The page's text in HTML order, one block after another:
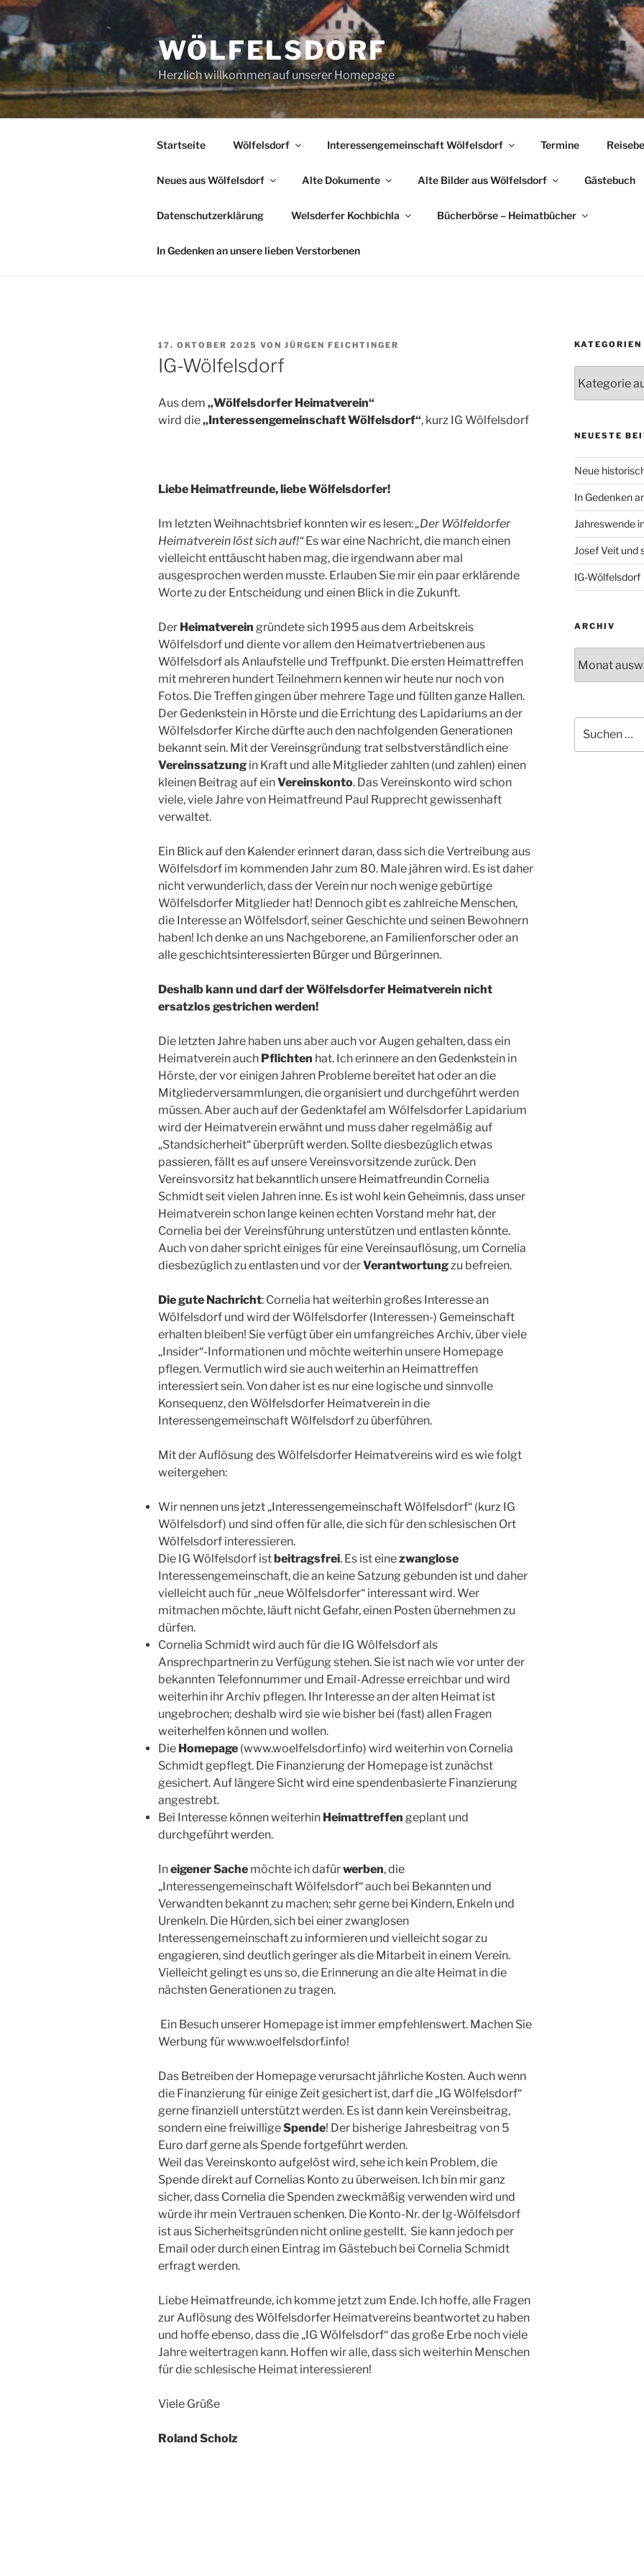
Zum
Inhalt
springen
WÖLFELSDORF
Herzlich willkommen auf unserer Homepage
Startseite Wölfelsdorf Interessengemeinschaft Wölfelsdorf Termine
Neues aus Wölfelsdorf Alte Dokumente Alte Bilder aus Wölfelsdorf Gästebuch
Datenschutzerklärung Welsderfer Kochbichla Bücherbörse – Heimatbücher
In Gedenken an unsere lieben Verstorbenen
VERÖFFENTLICHT
AM
17. OKTOBER 2025 VON JÜRGEN FEICHTINGER
IG-Wölfelsdorf
Aus dem „Wölfelsdorfer Heimatverein“
wird die„Interessengemeinschaft Wölfelsdorf“, kurz IG Wölfelsdorf
Liebe Heimatfreunde, liebe Wölfelsdorfer!
Im letzten Weihnachtsbrief konnten wir es lesen:„Der Wölfeldorfer
Heimatverein löst sich auf!“Es war eine Nachricht, die manch einen
vielleicht enttäuscht haben mag, die irgendwann aber mal
ausgesprochen werden musste. Erlauben Sie mir ein paar erklärende
Worte zu der Entscheidung und einen Blick in die Zukunft.
Der Heimatverein gründete sich 1995 aus dem Arbeitskreis
Wölfelsdorf und diente vor allem den Heimatvertriebenen aus
Wölfelsdorf als Anlaufstelle und Treffpunkt. Die ersten Heimattreffen
mit mehreren hundert Teilnehmern kennen wir heute nur noch von
Fotos. Die Treffen gingen über mehrere Tage und füllten ganze Hallen.
Der Gedenkstein in Hörste und die Errichtung des Lapidariums an der
Wölfelsdorfer Kirche dürfte auch den nachfolgenden Generationen
bekannt sein. Mit der Vereinsgründung trat selbstverständlich eine
Vereinssatzung in Kraft und alle Mitglieder zahlten (und zahlen) einen
kleinen Beitrag auf einVereinskonto. Das Vereinskonto wird schon
viele, viele Jahre von Heimatfreund Paul Rupprecht gewissenhaft
verwaltet.
Ein Blick auf den Kalender erinnert daran, dass sich die Vertreibung aus
Wölfelsdorf im kommenden Jahr zum 80. Male jähren wird. Es ist daher
nicht verwunderlich, dass der Verein nur noch wenige gebürtige
Wölfelsdorfer Mitglieder hat! Dennoch gibt es zahlreiche Menschen,
die Interesse an Wölfelsdorf, seiner Geschichte und seinen Bewohnern
haben! Ich denke an uns Nachgeborene, an Familienforscher oder an
alle geschichtsinteressierten Bürger und Bürgerinnen.
Deshalb kann und darf der Wölfelsdorfer Heimatverein nicht
ersatzlos gestrichen werden!
Die letzten Jahre haben uns aber auch vor Augen gehalten, dass ein
Heimatverein auch Pflichten hat. Ich erinnere an den Gedenkstein in
Hörste, der vor einigen Jahren Probleme bereitet hat oder an die
Mitgliederversammlungen, die organisiert und durchgeführt werden
müssen. Aber auch auf der Gedenktafel am Wölfelsdorfer Lapidarium
wird der Heimatverein erwähnt und muss daher regelmäßig auf
„Standsicherheit“ überprüft werden. Sollte diesbezüglich etwas
passieren, fällt es auf unsere Vereinsvorsitzende zurück. Den
Vereinsvorsitz hat bekanntlich unsere Heimatfreundin Cornelia
Schmidt seit vielen Jahren inne. Es ist wohl kein Geheimnis, dass unser
Heimatverein schon lange keinen echten Vorstand mehr hat, der
Cornelia bei der Vereinsführung unterstützen und entlasten könnte.
Auch von daher spricht einiges für eine Vereinsauflösung, um Cornelia
diesbezüglich zu entlasten und vor derVerantwortungzu befreien.
Die gute Nachricht: Cornelia hat weiterhin großes Interesse an
Wölfelsdorf und wird der Wölfelsdorfer (Interessen-) Gemeinschaft
erhalten bleiben! Sie verfügt über ein umfangreiches Archiv, über viele
„Insider“-Informationen und möchte weiterhin unsere Homepage
pflegen. Vermutlich wird sie auch weiterhin an Heimattreffen
interessiert sein. Von daher ist es nur eine logische und sinnvolle
Konsequenz, den Wölfelsdorfer Heimatverein in die
Interessengemeinschaft Wölfelsdorf zu überführen.
Mit der Auflösung des Wölfelsdorfer Heimatvereins wird es wie folgt
weitergehen:
Wir nennen uns jetzt „Interessengemeinschaft Wölfelsdorf“ (kurz IG
Wölfelsdorf) und sind offen für alle, die sich für den schlesischen Ort
Wölfelsdorf interessieren.
Die IG Wölfelsdorf ist beitragsfrei. Es ist einezwanglose
Interessengemeinschaft, die an keine Satzung gebunden ist und daher
vielleicht auch für „neue Wölfelsdorfer“ interessant wird. Wer
mitmachen möchte, läuft nicht Gefahr, einen Posten übernehmen zu
dürfen.
Cornelia Schmidt wird auch für die IG Wölfelsdorf als
Ansprechpartnerin zu Verfügung stehen. Sie ist nach wie vor unter der
bekannten Telefonnummer und Email-Adresse erreichbar und wird
weiterhin ihr Archiv pflegen. Ihr Interesse an der alten Heimat ist
ungebrochen; deshalb wird sie wie bisher bei (fast) allen Fragen
weiterhelfen können und wollen.
Die Homepage (www.woelfelsdorf.info) wird weiterhin von Cornelia
Schmidt gepflegt. Die Finanzierung der Homepage ist zunächst
gesichert. Auf längere Sicht wird eine spendenbasierte Finanzierung
angestrebt.
Bei Interesse können weiterhin Heimattreffen geplant und
durchgeführt werden.
Ineigener Sache möchte ich dafürwerben, die
„Interessengemeinschaft Wölfelsdorf“ auch bei Bekannten und
Verwandten bekannt zu machen; sehr gerne bei Kindern, Enkeln und
Urenkeln. Die Hürden, sich bei einer zwanglosen
Interessengemeinschaft zu informieren und vielleicht sogar zu
engagieren, sind deutlich geringer als die Mitarbeit in einem Verein.
Vielleicht gelingt es uns so, die Erinnerung an die alte Heimat in die
nächsten Generationen zu tragen.
Ein Besuch unserer Homepage ist immer empfehlenswert. Machen Sie
Werbung für www.woelfelsdorf.info!
Das Betreiben der Homepage verursacht jährliche Kosten. Auch wenn
die Finanzierung für einige Zeit gesichert ist, darf die „IG Wölfelsdorf“
gerne finanziell unterstützt werden. Es ist dann kein Vereinsbeitrag,
sondern eine freiwilligeSpende! Der bisherige Jahresbeitrag von 5
Euro darf gerne als Spende fortgeführt werden.
Weil das Vereinskonto aufgelöst wird, sehe ich kein Problem, die
Spende direkt auf Cornelias Konto zu überweisen. Ich bin mir ganz
sicher, dass Cornelia die Spenden zweckmäßig verwenden wird und
würde ihr mein Vertrauen schenken. Die Konto-Nr. der Ig-Wölfelsdorf
ist aus Sicherheitsgründen nicht online gestellt. Sie kann jedoch per
Email oder durch einen Eintrag im Gästebuch bei Cornelia Schmidt
erfragt werden.
Liebe Heimatfreunde, ich komme jetzt zum Ende. Ich hoffe, alle Fragen
zur Auflösung des Wölfelsdorfer Heimatvereins beantwortet zu haben
und hoffe ebenso, dass die „IG Wölfelsdorf“ das große Erbe noch viele
Jahre weitertragen kann. Hoffen wir alle, dass sich weiterhin Menschen
für die schlesische Heimat interessieren!
Viele Grüße
Roland Scholz
KATEGORIEN
NEUESTE
Neue
In Gedenken
Jahreswende
Josef Veit und
IG-Wölfelsdorf
ARCHIV
nach: